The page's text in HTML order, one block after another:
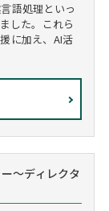
語処理といっ
した。これら
に加え、AI活
～ディレクタ